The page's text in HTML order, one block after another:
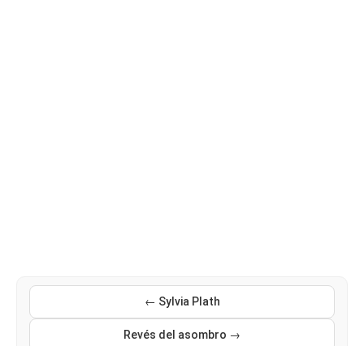
← Sylvia Plath
Revés del asombro →